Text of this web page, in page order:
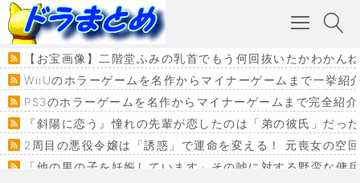
【お宝画像】二階堂ふみの乳首でもう何回抜いたかわかん
WiiUのホラーゲームを名作からマイナーゲームまで一挙紹
PS3のホラーゲームを名作からマイナーゲームまで完全紹
『斜陽に恋う』憧れの先輩が恋したのは「弟の彼氏」だっ
2周目の悪役令嬢は「誘惑」で運命を変える！ 元喪女の空
「他の男の子を妊娠しています」その嘘に対する野蛮な